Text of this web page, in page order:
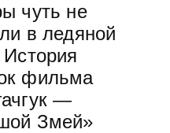
чуть не
в ледяной
фильма
—
Змей»